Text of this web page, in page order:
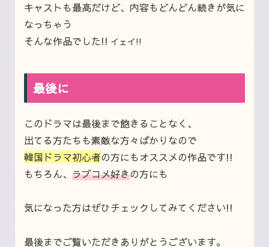
キャストも最高だけど、内容もどんどん続きが気に
なっちゃう
そんな作品でした!! イェイ!!
最後に
このドラマは最後まで飽きることなく、
出てる方たちも素敵な方々ばかりなので
韓国ドラマ初心者の方にもオススメの作品です!!
もちろん、 ラブコメ好きの方にも
気になった方はぜひチェックしてみてください!!
最後までご覧いただきありがとうございます。